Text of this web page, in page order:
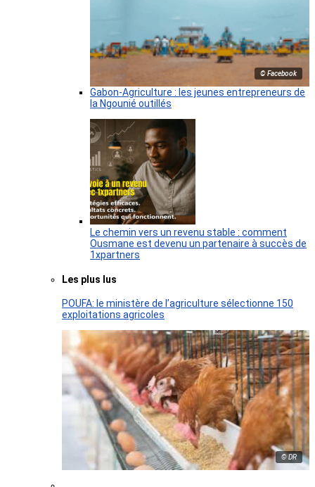
© Facebook
Gabon-Agriculture : les jeunes entrepreneurs de
la Ngounié outillés
Le chemin vers un revenu stable : comment
Ousmane est devenu un partenaire à succès de
1xpartners
Les plus lus
POUFA: le ministère de l’agriculture sélectionne 150
exploitations agricoles
© DR